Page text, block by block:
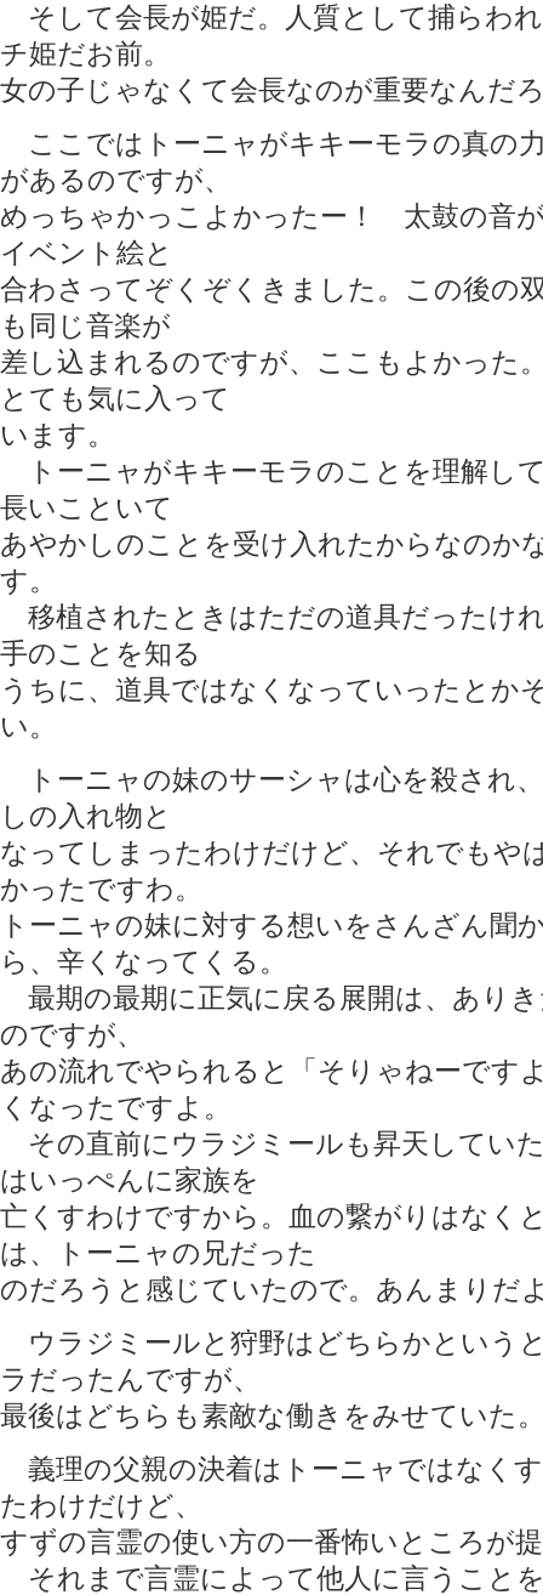
そして会長が姫だ。人質として捕らわ
チ姫だお前。
女の子じゃなくて会長なのが重要なんだ
ここではトーニャがキキーモラの真の
があるのですが、
めっちゃかっこよかったー！ 太鼓の音
イベント絵と
合わさってぞくぞくきました。この後の
も同じ音楽が
差し込まれるのですが、ここもよかった
とても気に入って
います。
トーニャがキキーモラのことを理解し
長いこといて
あやかしのことを受け入れたからなのか
す。
移植されたときはただの道具だったけ
手のことを知る
うちに、道具ではなくなっていったとか
い。
トーニャの妹のサーシャは心を殺され
しの入れ物と
なってしまったわけだけど、それでもや
かったですわ。
トーニャの妹に対する想いをさんざん聞
ら、辛くなってくる。
最期の最期に正気に戻る展開は、あり
のですが、
あの流れでやられると「そりゃねーです
くなったですよ。
その直前にウラジミールも昇天してい
はいっぺんに家族を
亡くすわけですから。血の繋がりはなく
は、トーニャの兄だった
のだろうと感じていたので。あんまりだ
ウラジミールと狩野はどちらかという
ラだったんですが、
最後はどちらも素敵な働きをみせていた
義理の父親の決着はトーニャではなく
たわけだけど、
すずの言霊の使い方の一番怖いところが
それまで言霊によって他人に言うこと